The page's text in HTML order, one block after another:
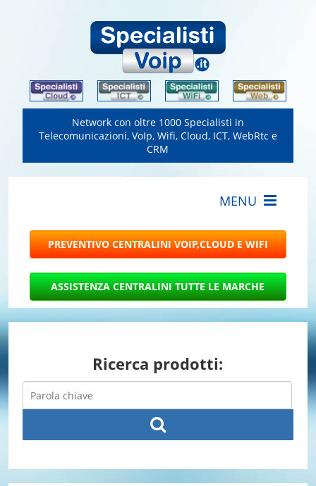
Network con oltre 1000 Specialisti in
Telecomunicazioni, VoIp, Wifi, Cloud, ICT, WebRtc e
CRM
Ricerca prodotti: